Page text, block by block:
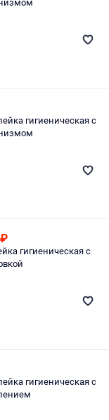
гигиеническая с
₽
гигиеническая с
гигиеническая с